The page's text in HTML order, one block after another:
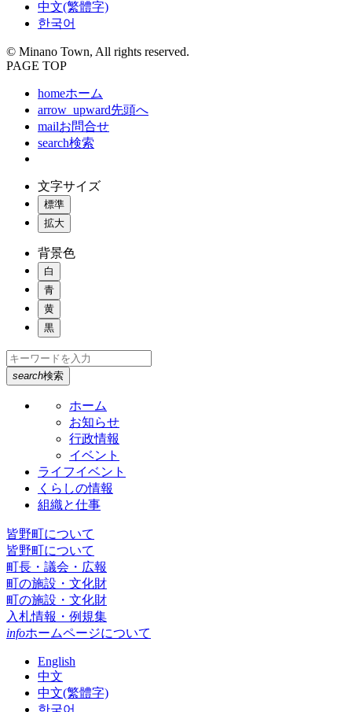
中文(繁體字)
한국어
© Minano Town, All rights reserved.
PAGE TOP
homeホーム
arrow_upward先頭へ
mailお問合せ
search検索
文字サイズ
標準
拡大
背景色
白
青
黄
黒
search検索
ホーム
お知らせ
行政情報
イベント
ライフイベント
くらしの情報
組織と仕事
皆野町について
皆野町について
町長・議会・広報
町の施設・文化財
町の施設・文化財
入札情報・例規集
infoホームページについて
English
中文
中文(繁體字)